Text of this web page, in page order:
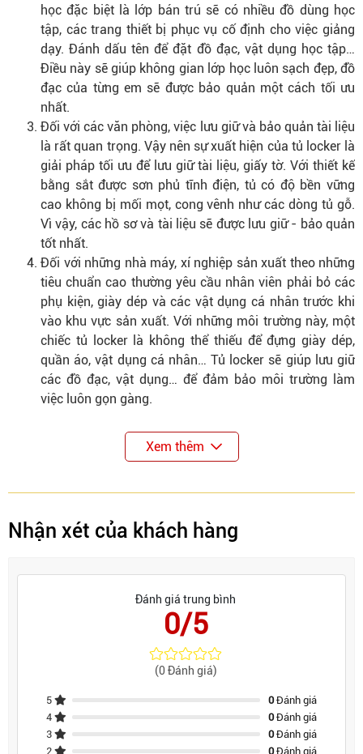
học đặc biệt là lớp bán trú sẽ có nhiều đồ dùng học
tập, các trang thiết bị phục vụ cố định cho việc giảng
dạy. Đánh dấu tên để đặt đồ đạc, vật dụng học tập…
Điều này sẽ giúp không gian lớp học luôn sạch đẹp, đồ
đạc của từng em sẽ được bảo quản một cách tối ưu
nhất.
Đối với các văn phòng, việc lưu giữ và bảo quản tài liệu
là rất quan trọng. Vậy nên sự xuất hiện của tủ locker là
giải pháp tối ưu để lưu giữ tài liệu, giấy tờ. Với thiết kế
bằng sắt được sơn phủ tĩnh điện, tủ có độ bền vững
cao không bị mối mọt, cong vênh như các dòng tủ gỗ.
Vì vậy, các hồ sơ và tài liệu sẽ được lưu giữ - bảo quản
tốt nhất.
Đối với những nhà máy, xí nghiệp sản xuất theo những
tiêu chuẩn cao thường yêu cầu nhân viên phải bỏ các
phụ kiện, giày dép và các vật dụng cá nhân trước khi
vào khu vực sản xuất. Với những môi trường này, một
chiếc tủ locker là không thể thiếu để đựng giày dép,
quần áo, vật dụng cá nhân… Tủ locker sẽ giúp lưu giữ
các đồ đạc, vật dụng… để đảm bảo môi trường làm
việc luôn gọn gàng.
Xem thêm
Nhận xét của khách hàng
Đánh giá trung bình
0/5
(0 Đánh giá)
5 0Đánh giá
4
0Đánh giá
3
0Đánh giá
2
0Đánh giá